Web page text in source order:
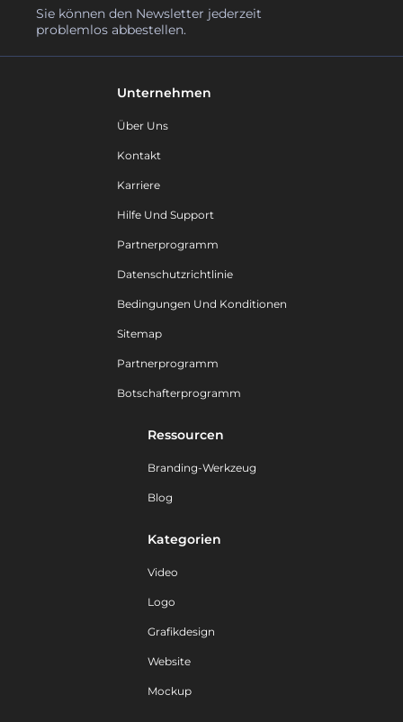
Sie können den Newsletter jederzeit
problemlos abbestellen.
Unternehmen
Über Uns
Kontakt
Karriere
Hilfe Und Support
Partnerprogramm
Datenschutzrichtlinie
Bedingungen Und Konditionen
Sitemap
Partnerprogramm
Botschafterprogramm
Ressourcen
Branding-Werkzeug
Blog
Kategorien
Video
Logo
Grafikdesign
Website
Mockup